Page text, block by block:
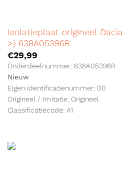
Isolatieplaat origineel Dacia
>) 638A05396R
€29,99
Onderdeelnummer: 638A05396R
Nieuw
Eigen identificatienummer: 00
Origineel / Imitatie: Origineel
Classificatiecode: A1